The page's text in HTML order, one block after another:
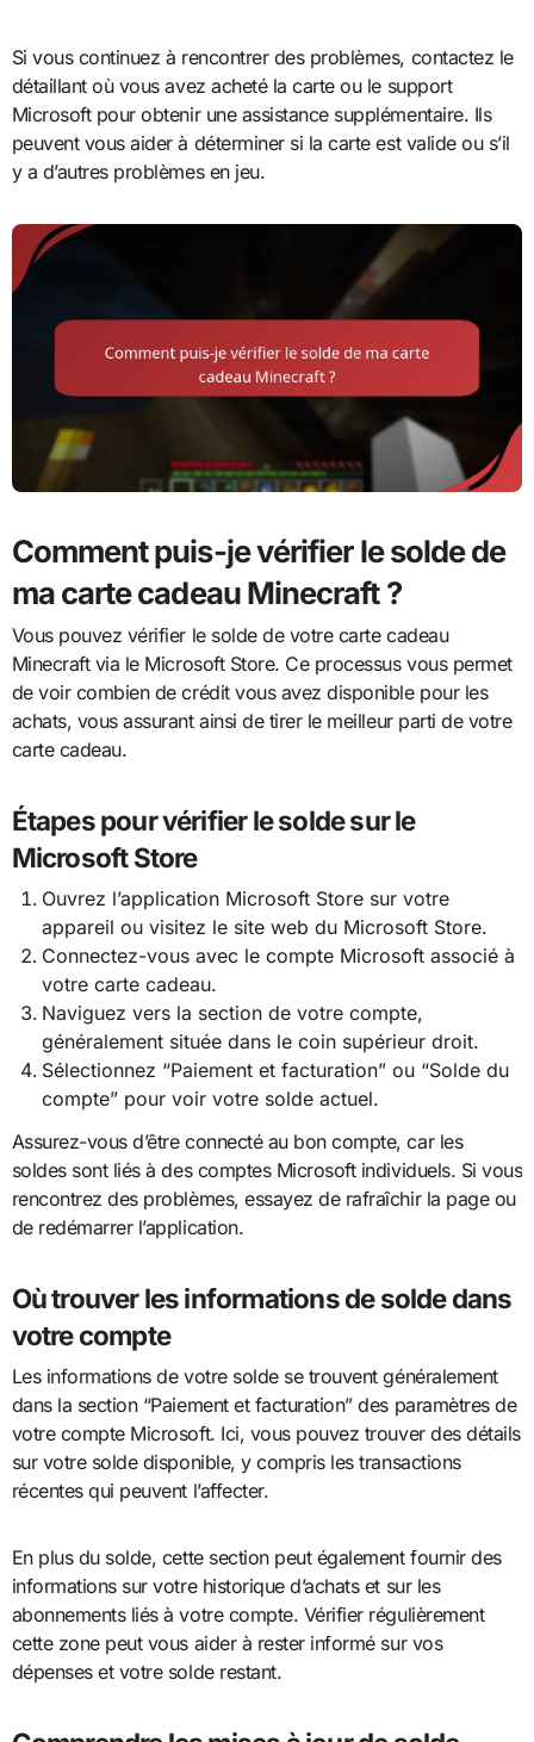
Si vous continuez à rencontrer des problèmes, contactez le
détaillant où vous avez acheté la carte ou le support
Microsoft pour obtenir une assistance supplémentaire. Ils
peuvent vous aider à déterminer si la carte est valide ou s’il
y a d’autres problèmes en jeu.
Comment puis-je vérifier le solde de
ma carte cadeau Minecraft ?
Vous pouvez vérifier le solde de votre carte cadeau
Minecraft via le Microsoft Store. Ce processus vous permet
de voir combien de crédit vous avez disponible pour les
achats, vous assurant ainsi de tirer le meilleur parti de votre
carte cadeau.
Étapes pour vérifier le solde sur le
Microsoft Store
Ouvrez l’application Microsoft Store sur votre
appareil ou visitez le site web du Microsoft Store.
Connectez-vous avec le compte Microsoft associé à
votre carte cadeau.
Naviguez vers la section de votre compte,
généralement située dans le coin supérieur droit.
Sélectionnez “Paiement et facturation” ou “Solde du
compte” pour voir votre solde actuel.
Assurez-vous d’être connecté au bon compte, car les
soldes sont liés à des comptes Microsoft individuels. Si vous
rencontrez des problèmes, essayez de rafraîchir la page ou
de redémarrer l’application.
Où trouver les informations de solde dans
votre compte
Les informations de votre solde se trouvent généralement
dans la section “Paiement et facturation” des paramètres de
votre compte Microsoft. Ici, vous pouvez trouver des détails
sur votre solde disponible, y compris les transactions
récentes qui peuvent l’affecter.
En plus du solde, cette section peut également fournir des
informations sur votre historique d’achats et sur les
abonnements liés à votre compte. Vérifier régulièrement
cette zone peut vous aider à rester informé sur vos
dépenses et votre solde restant.